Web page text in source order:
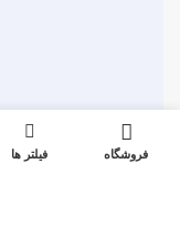
فروشگاه فیلتر ها